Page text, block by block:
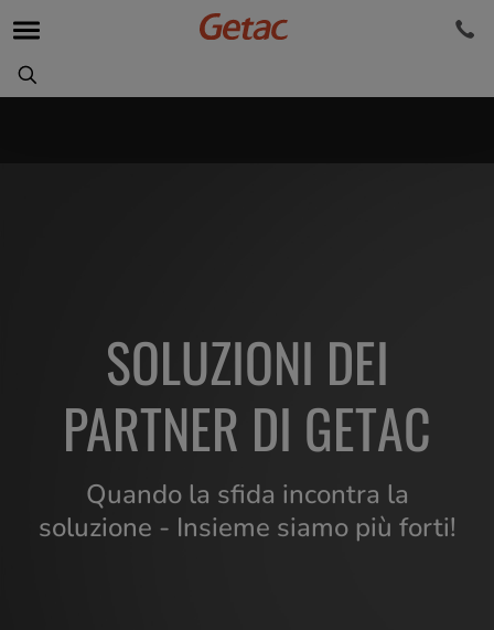
SOLUZIONI DEI
PARTNER DI GETAC
Quando la sfida incontra la
soluzione - Insieme siamo più forti!